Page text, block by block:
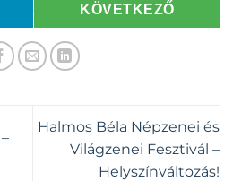
KÖVETKEZŐ
Halmos Béla Népzenei és
Világzenei Fesztivál –
Helyszínváltozás!